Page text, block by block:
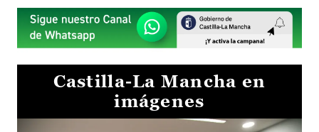
Castilla-La Mancha en
imágenes